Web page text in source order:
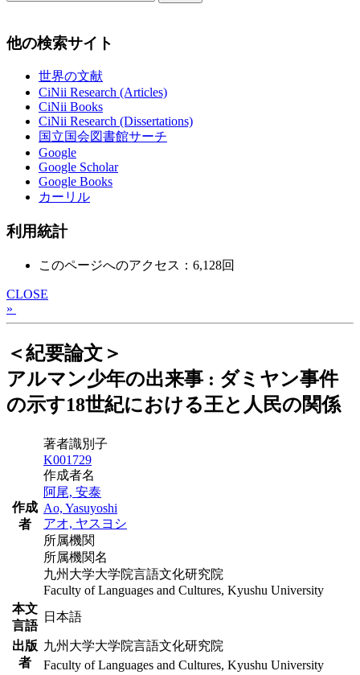
他の検索サイト
世界の文献
CiNii Research (Articles)
CiNii Books
CiNii Research (Dissertations)
国立国会図書館サーチ
Google
Google Scholar
Google Books
カーリル
利用統計
このページへのアクセス：6,128回
CLOSE
»
＜紀要論文＞
アルマン少年の出来事 : ダミヤン事件
の示す18世紀における王と人民の関係
作成
者
著者識別子
K001729
作成者名
阿尾, 安泰
Ao, Yasuyoshi
アオ, ヤスヨシ
所属機関
所属機関名
九州大学大学院言語文化研究院
Faculty of Languages and Cultures, Kyushu University
本文
言語
日本語
出版
者
九州大学大学院言語文化研究院
Faculty of Languages and Cultures, Kyushu University